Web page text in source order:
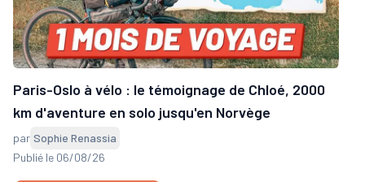
Paris-Oslo à vélo : le témoignage de Chloé, 2000
km d'aventure en solo jusqu'en Norvège
par Sophie Renassia
Publié le 06/08/26